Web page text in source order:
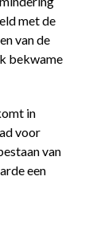
met de
van de
bekwame
in
voor
van
een